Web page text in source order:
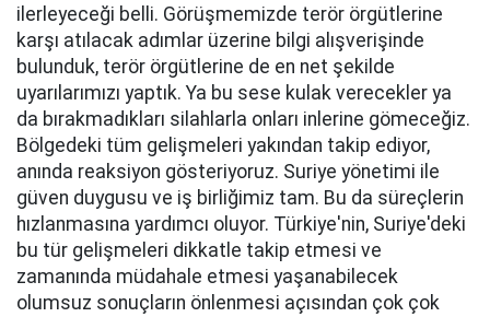
ilerleyeceği belli. Görüşmemizde terör örgütlerine
karşı atılacak adımlar üzerine bilgi alışverişinde
bulunduk, terör örgütlerine de en net şekilde
uyarılarımızı yaptık. Ya bu sese kulak verecekler ya
da bırakmadıkları silahlarla onları inlerine gömeceğiz.
Bölgedeki tüm gelişmeleri yakından takip ediyor,
anında reaksiyon gösteriyoruz. Suriye yönetimi ile
güven duygusu ve iş birliğimiz tam. Bu da süreçlerin
hızlanmasına yardımcı oluyor. Türkiye'nin, Suriye'deki
bu tür gelişmeleri dikkatle takip etmesi ve
zamanında müdahale etmesi yaşanabilecek
olumsuz sonuçların önlenmesi açısından çok çok